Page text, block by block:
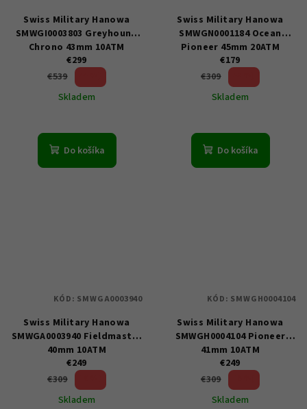
Swiss Military Hanowa
SMWGI0003803 Greyhound
Chrono 43mm 10ATM
€299
€539
Skladem
Do košíka
Swiss Military Hanowa
SMWGN0001184 Ocean
Pioneer 45mm 20ATM
€179
€309
Skladem
Do košíka
Swiss Military Hanowa
SMWGA0003940 Fieldmaster
40mm 10ATM
€249
€309
Skladem
KÓD: SMWGA0003940
Swiss Military Hanowa
SMWGH0004104 Pioneer
41mm 10ATM
€249
€309
Skladem
KÓD: SMWGH0004104